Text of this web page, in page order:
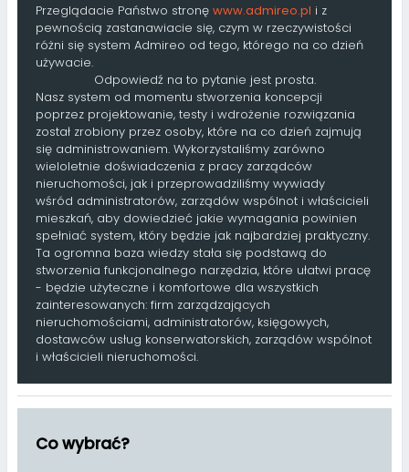
Przeglądacie Państwo stronę www.admireo.pl i z
pewnością zastanawiacie się, czym w rzeczywistości
różni się system Admireo od tego, którego na co dzień
używacie.
Odpowiedź na to pytanie jest prosta.
Nasz system od momentu stworzenia koncepcji
poprzez projektowanie, testy i wdrożenie rozwiązania
został zrobiony przez osoby, które na co dzień zajmują
się administrowaniem. Wykorzystaliśmy zarówno
wieloletnie doświadczenia z pracy zarządców
nieruchomości, jak i przeprowadziliśmy wywiady
wśród administratorów, zarządów wspólnot i właścicieli
mieszkań, aby dowiedzieć jakie wymagania powinien
spełniać system, który będzie jak najbardziej praktyczny.
Ta ogromna baza wiedzy stała się podstawą do
stworzenia funkcjonalnego narzędzia, które ułatwi pracę
- będzie użyteczne i komfortowe dla wszystkich
zainteresowanych: firm zarządzających
nieruchomościami, administratorów, księgowych,
dostawców usług konserwatorskich, zarządów wspólnot
i właścicieli nieruchomości.
Co wybrać?